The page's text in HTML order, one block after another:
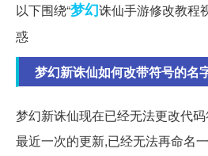
以下围绕“梦幻诛仙手游修改教程
惑
梦幻新诛仙如何改带符号的名
梦幻新诛仙现在已经无法更改代
最近一次的更新,已经无法再命名